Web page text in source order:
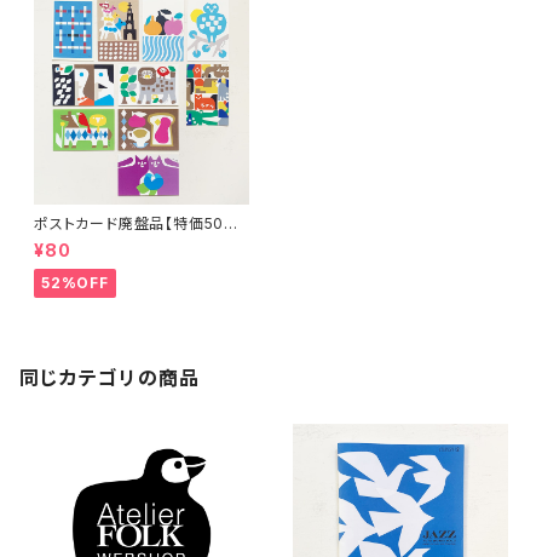
ポストカード廃盤品【特価50%
OFF】
¥80
52%OFF
同じカテゴリの商品